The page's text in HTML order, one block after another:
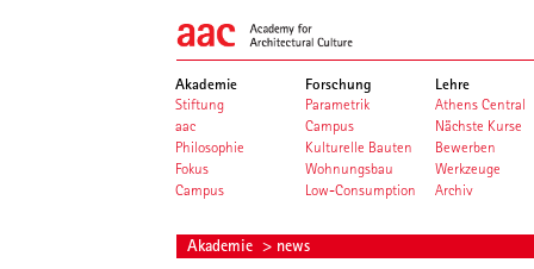
Akademie
Stiftung
aac
Philosophie
Fokus
Campus
Forschung
Parametrik
Campus
Kulturelle Bauten
Wohnungsbau
Low-Consumption
Lehre
Athens Central
Nächste Kurse
Bewerben
Werkzeuge
Archiv
Akademie > news